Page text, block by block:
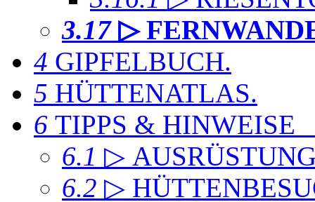
3.17 ▷
4 GIPFELBUCH.
5 HÜTTENATLAS.
6 TIPPS &
6.1 ▷
6.2 ▷